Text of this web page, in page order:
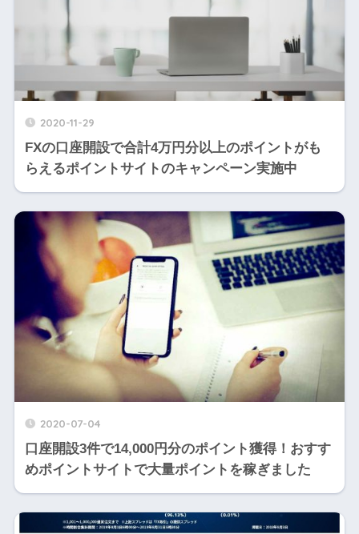
2020-11-29
FXの口座開設で合計4万円分以上のポイントがも
らえるポイントサイトのキャンペーン実施中
2020-07-04
口座開設3件で14,000円分のポイント獲得！おすす
めポイントサイトで大量ポイントを稼ぎました